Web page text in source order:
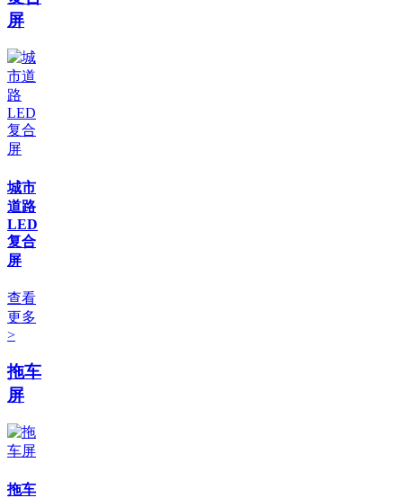
屏
城市
道路
LED
复合
屏
查看
更多
>
拖车
屏
拖车